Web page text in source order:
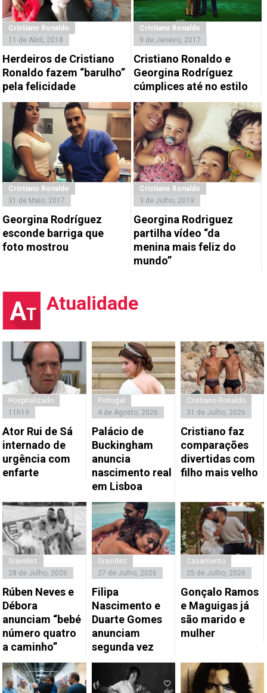
Cristiano Ronaldo
11 de Abril, 2018
Herdeiros de Cristiano
Ronaldo fazem “barulho”
pela felicidade
Cristiano Ronaldo
9 de Janeiro, 2017
Cristiano Ronaldo e
Georgina Rodríguez
cúmplices até no estilo
Cristiano Ronaldo
31 de Maio, 2017
Georgina Rodríguez
esconde barriga que
foto mostrou
Cristiano Ronaldo
3 de Julho, 2019
Georgina Rodriguez
partilha vídeo “da
menina mais feliz do
mundo”
Atualidade
Hospitalizado
11h19
Ator Rui de Sá
internado de
urgência com
enfarte
Portugal
4 de Agosto, 2026
Palácio de
Buckingham
anuncia
nascimento real
em Lisboa
Cristiano Ronaldo
31 de Julho, 2026
Cristiano faz
comparações
divertidas com
filho mais velho
Gravidez
28 de Julho, 2026
Rúben Neves e
Débora
anunciam “bebé
número quatro
a caminho”
Gravidez
27 de Julho, 2026
Filipa
Nascimento e
Duarte Gomes
anunciam
segunda vez
Casamento
25 de Julho, 2026
Gonçalo Ramos
e Maguigas já
são marido e
mulher